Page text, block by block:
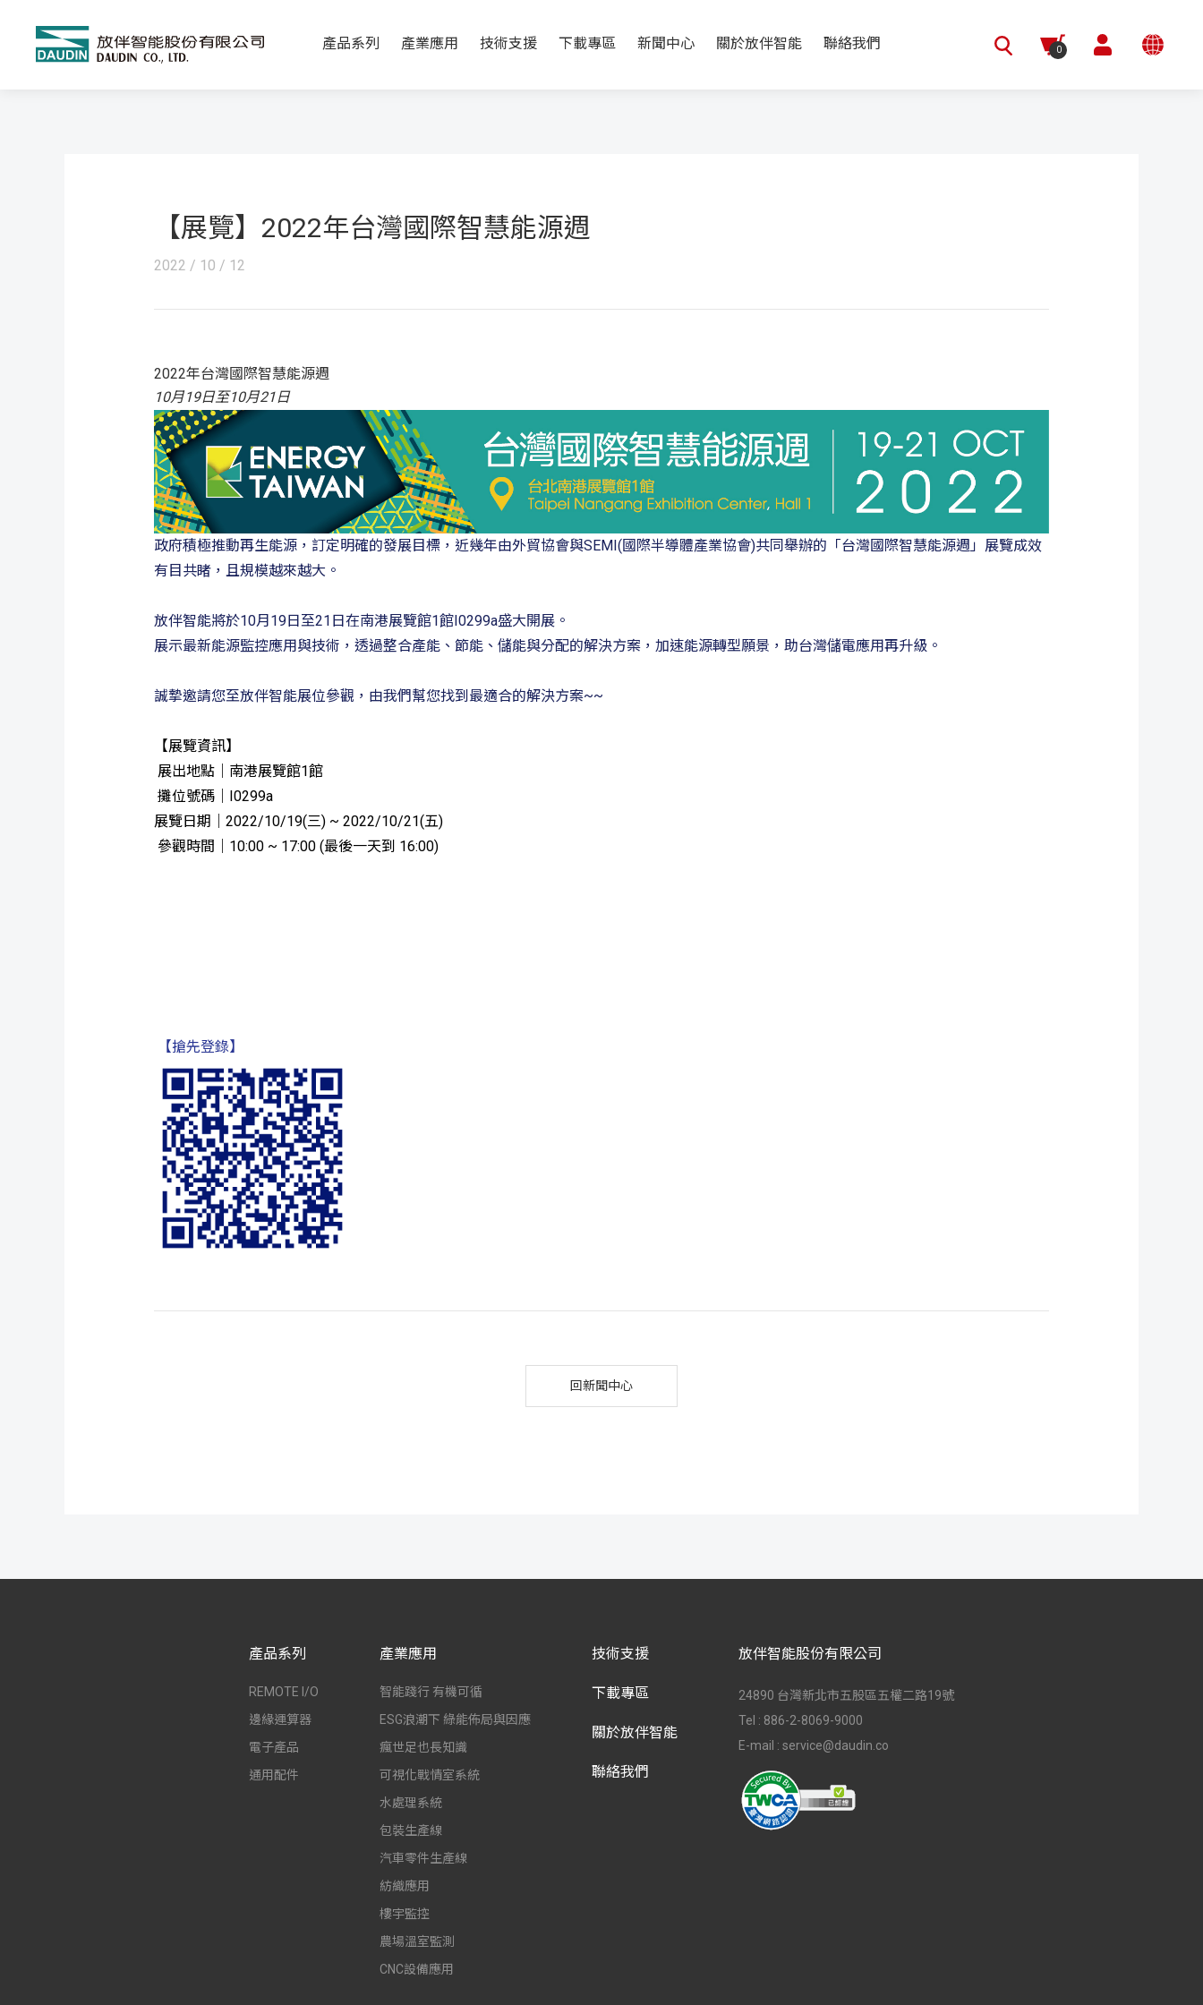
產品系列 產業應用 技術支援 下載專區 新聞中心 關於放伴智能 聯絡我們 0
【展覽】2022年台灣國際智慧能源週
2022 / 10 / 12
2022年台灣國際智慧能源週
10月19日至10月21日
政府積極推動再生能源，訂定明確的發展目標，近幾年由外貿協會與SEMI(國際半導體產業協會)共同舉辦的「台灣國際智慧能源週」展覽成效
有目共睹，且規模越來越大 。
放伴智能將於10月19日至21日在南港展覽館1館I0299a盛大開展。
展示最新能源監控應用與技術，透過整合產能、節能、儲能與分配的解決方案，加速能源轉型願景，助台灣儲電應用再升級。
誠摯邀請您至放伴智能展位參觀，由我們幫您找到最適合的解決方案~~
【展覽資訊】
展出地點｜南港展覽館1館
攤位號碼｜I0299a
展覽日期｜2022/10/19(三) ~ 2022/10/21(五)
參觀時間｜10:00 ~ 17:00 (最後一天到 16:00)
【搶先登錄】
回新聞中心
產品系列
REMOTE I/O
邊緣運算器
電子產品
通用配件
產業應用
智能踐行 有機可循
ESG浪潮下 綠能佈局與因應
瘋世足也長知識
可視化戰情室系統
水處理系統
包裝生產線
汽車零件生產線
紡織應用
樓宇監控
農場溫室監測
CNC設備應用
技術支援
下載專區
關於放伴智能
聯絡我們
放伴智能股份有限公司
24890 台灣新北市五股區五權二路19號
Tel : 886-2-8069-9000
E-mail : service@daudin.co